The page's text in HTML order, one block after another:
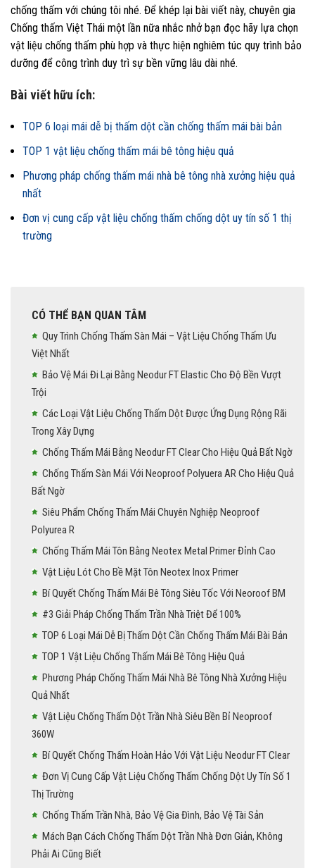
chống thấm với chúng tôi nhé. Để khép lại bài viết này, chuyên gia
Chống thấm Việt Thái một lần nữa nhắc nhở bạn đọc hãy lựa chọn
vật liệu chống thấm phù hợp và thực hiện nghiêm túc quy trình bảo
dưỡng để công trình duy trì sự bền vững lâu dài nhé.
Bài viết hữu ích:
TOP 6 loại mái dễ bị thấm dột cần chống thấm mái bài bản
TOP 1 vật liệu chống thấm mái bê tông hiệu quả
Phương pháp chống thấm mái nhà bê tông nhà xưởng hiệu quả
nhất
Đơn vị cung cấp vật liệu chống thấm chống dột uy tín số 1 thị
trường
CÓ THỂ BẠN QUAN TÂM
Quy Trình Chống Thấm Sàn Mái – Vật Liệu Chống Thấm Ưu
Việt Nhất
Bảo Vệ Mái Đi Lại Bằng Neodur FT Elastic Cho Độ Bền Vượt
Trội
Các Loại Vật Liệu Chống Thấm Dột Được Ứng Dụng Rộng Rãi
Trong Xây Dựng
Chống Thấm Mái Bằng Neodur FT Clear Cho Hiệu Quả Bất Ngờ
Chống Thấm Sàn Mái Với Neoproof Polyuera AR Cho Hiệu Quả
Bất Ngờ
Siêu Phẩm Chống Thấm Mái Chuyên Nghiệp Neoproof
Polyurea R
Chống Thấm Mái Tôn Bằng Neotex Metal Primer Đỉnh Cao
Vật Liệu Lót Cho Bề Mặt Tôn Neotex Inox Primer
Bí Quyết Chống Thấm Mái Bê Tông Siêu Tốc Với Neoroof BM
#3 Giải Pháp Chống Thấm Trần Nhà Triệt Để 100%
TOP 6 Loại Mái Dễ Bị Thấm Dột Cần Chống Thấm Mái Bài Bản
TOP 1 Vật Liệu Chống Thấm Mái Bê Tông Hiệu Quả
Phương Pháp Chống Thấm Mái Nhà Bê Tông Nhà Xưởng Hiệu
Quả Nhất
Vật Liệu Chống Thấm Dột Trần Nhà Siêu Bền Bỉ Neoproof
360W
Bí Quyết Chống Thấm Hoàn Hảo Với Vật Liệu Neodur FT Clear
Đơn Vị Cung Cấp Vật Liệu Chống Thấm Chống Dột Uy Tín Số 1
Thị Trường
Chống Thấm Trần Nhà, Bảo Vệ Gia Đình, Bảo Vệ Tài Sản
Mách Bạn Cách Chống Thấm Dột Trần Nhà Đơn Giản, Không
Phải Ai Cũng Biết